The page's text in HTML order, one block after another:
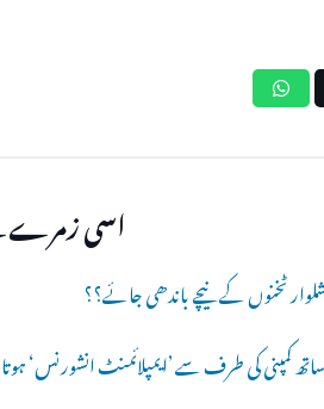
اسی زمرے
ٹخنوں کے نیچے باندھی جائے؟؟
کمپنی کی طرف سے ’ایمپلائمنٹ انشورنس‘